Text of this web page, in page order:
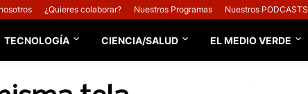
¿Quieres colaborar? Nuestros Programas Nuestros PODCASTS
TECNOLOGÍA CIENCIA/SALUD EL MEDIO VERDE